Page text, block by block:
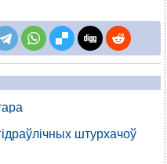
штурхачоў